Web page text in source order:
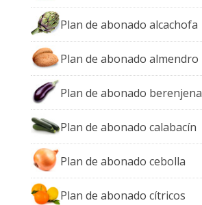
Plan de abonado alcachofa
Plan de abonado almendro
Plan de abonado berenjena
Plan de abonado calabacín
Plan de abonado cebolla
Plan de abonado cítricos